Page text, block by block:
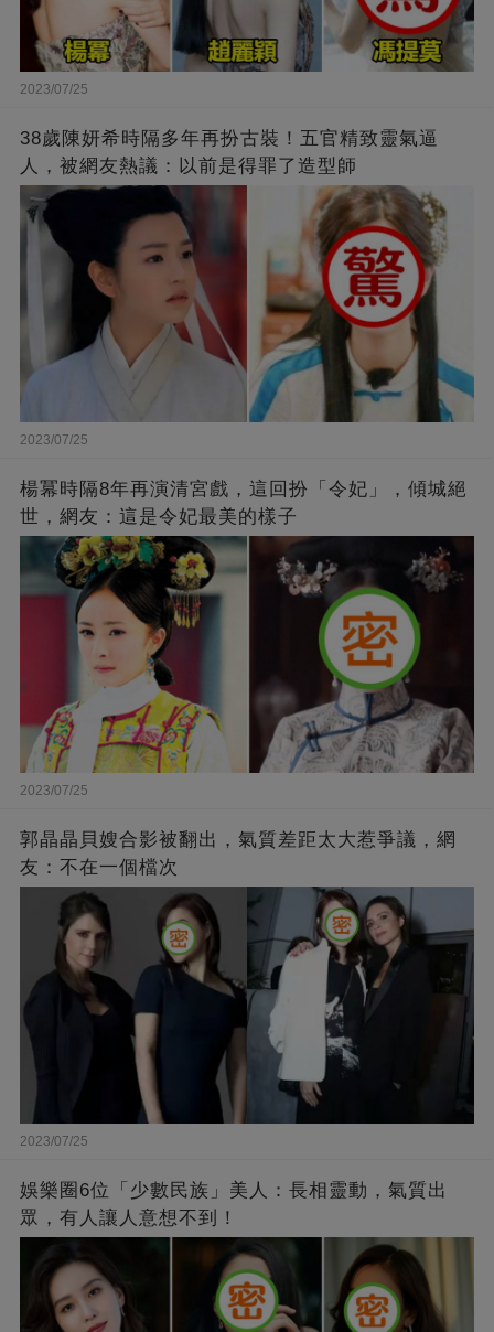
2023/07/25
38歲陳妍希時隔多年再扮古裝！五官精致靈氣逼
人，被網友熱議：以前是得罪了造型師
2023/07/25
楊冪時隔8年再演清宮戲，這回扮「令妃」，傾城絕
世，網友：這是令妃最美的樣子
2023/07/25
郭晶晶貝嫂合影被翻出，氣質差距太大惹爭議，網
友：不在一個檔次
2023/07/25
娛樂圈6位「少數民族」美人：長相靈動，氣質出
眾，有人讓人意想不到！